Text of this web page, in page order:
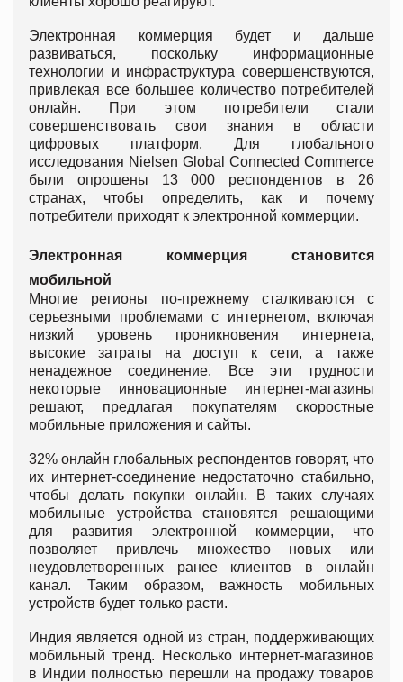
Электронная коммерция будет и дальше
развиваться, поскольку информационные
технологии и инфраструктура совершенствуются,
привлекая все большее количество потребителей
онлайн. При этом потребители стали
совершенствовать свои знания в области
цифровых платформ. Для глобального
исследования Nielsen Global Connected Commerce
были опрошены 13 000 респондентов в 26
странах, чтобы определить, как и почему
потребители приходят к электронной коммерции.
Электронная коммерция становится
мобильной
Многие регионы по-прежнему сталкиваются с
серьезными проблемами с интернетом, включая
низкий уровень проникновения интернета,
высокие затраты на доступ к сети, а также
ненадежное соединение. Все эти трудности
некоторые инновационные интернет-магазины
решают, предлагая покупателям скоростные
мобильные приложения и сайты.
32% онлайн глобальных респондентов говорят, что
их интернет-соединение недостаточно стабильно,
чтобы делать покупки онлайн. В таких случаях
мобильные устройства становятся решающими
для развития электронной коммерции, что
позволяет привлечь множество новых или
неудовлетворенных ранее клиентов в онлайн
канал. Таким образом, важность мобильных
устройств будет только расти.
Индия является одной из стран, поддерживающих
мобильный тренд. Несколько интернет-магазинов
в Индии полностью перешли на продажу товаров